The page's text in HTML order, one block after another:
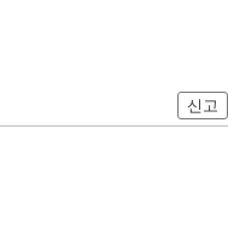
신고